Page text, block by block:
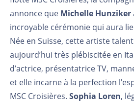
annonce que Michelle Hunziker
incroyable cérémonie qui aura
Née en Suisse, cette artiste
aujourd’hui très plébiscitée en
d’actrice, présentatrice TV,
et elle incarne à la perfection
MSC Croisières. Sophia Loren,